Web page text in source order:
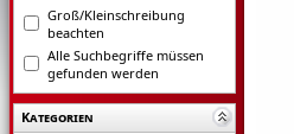
Groß/Kleinschreibung
beachten
Alle Suchbegriffe müssen
gefunden werden
Kategorien